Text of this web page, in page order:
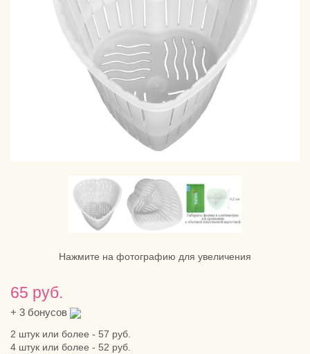
Нажмите на фотографию для увеличения
65 руб.
+ 3 бонусов
2 штук или более - 57 руб.
4 штук или более - 52 руб.